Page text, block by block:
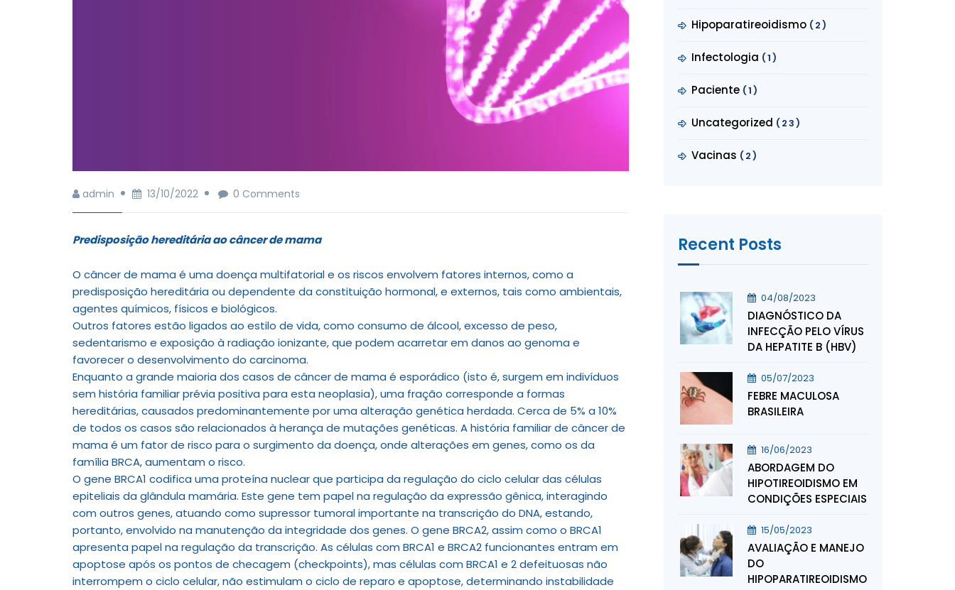
admin 13/10/2022 0 Comments
Predisposição hereditária ao câncer de mama
O câncer de mama é uma doença multifatorial e os riscos envolvem fatores internos, como a
predisposição hereditária ou dependente da constituição hormonal, e externos, tais como ambientais,
agentes químicos, físicos e biológicos.
Outros fatores estão ligados ao estilo de vida, como consumo de álcool, excesso de peso,
sedentarismo e exposição à radiação ionizante, que podem acarretar em danos ao genoma e
favorecer o desenvolvimento do carcinoma.
Enquanto a grande maioria dos casos de câncer de mama é esporádico (isto é, surgem em indivíduos
sem história familiar prévia positiva para esta neoplasia), uma fração corresponde a formas
hereditárias, causados predominantemente por uma alteração genética herdada. Cerca de 5% a 10%
de todos os casos são relacionados à herança de mutações genéticas. A história familiar de câncer de
mama é um fator de risco para o surgimento da doença, onde alterações em genes, como os da
família BRCA, aumentam o risco.
O gene BRCA1 codifica uma proteína nuclear que participa da regulação do ciclo celular das células
epiteliais da glândula mamária. Este gene tem papel na regulação da expressão gênica, interagindo
com outros genes, atuando como supressor tumoral importante na transcrição do DNA, estando,
portanto, envolvido na manutenção da integridade dos genes. O gene BRCA2, assim como o BRCA1
apresenta papel na regulação da transcrição. As células com BRCA1 e BRCA2 funcionantes entram em
apoptose após os pontos de checagem (checkpoints), mas células com BRCA1 e 2 defeituosas não
interrompem o ciclo celular, não estimulam o ciclo de reparo e apoptose, determinando instabilidade
Hipoparatireoidismo (2)
Infectologia (1)
Paciente (1)
Uncategorized (23)
Vacinas (2)
Recent Posts
04/08/2023
DIAGNÓSTICO DA
INFECÇÃO PELO VÍRUS
DA HEPATITE B (HBV)
05/07/2023
FEBRE MACULOSA
BRASILEIRA
16/06/2023
ABORDAGEM DO
HIPOTIREOIDISMO EM
CONDIÇÕES ESPECIAIS
15/05/2023
AVALIAÇÃO E MANEJO
DO
HIPOPARATIREOIDISMO